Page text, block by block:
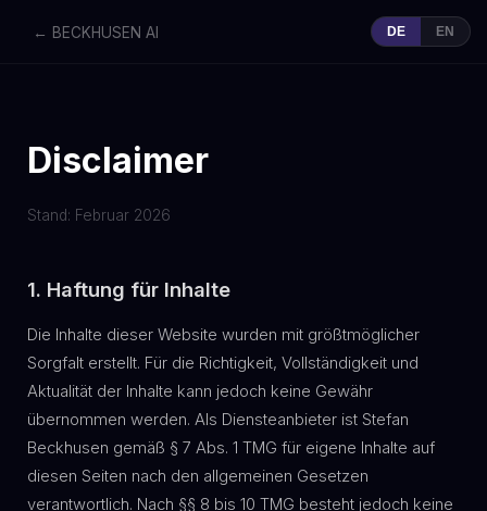
DE EN
← BECKHUSEN AI
Disclaimer
Stand: Februar 2026
1. Haftung für Inhalte
Die Inhalte dieser Website wurden mit größtmöglicher
Sorgfalt erstellt. Für die Richtigkeit, Vollständigkeit und
Aktualität der Inhalte kann jedoch keine Gewähr
übernommen werden. Als Diensteanbieter ist Stefan
Beckhusen gemäß § 7 Abs. 1 TMG für eigene Inhalte auf
diesen Seiten nach den allgemeinen Gesetzen
verantwortlich. Nach §§ 8 bis 10 TMG besteht jedoch keine